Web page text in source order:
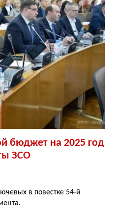
бюджет на 2025 год
ЗСО
в повестке 54-й